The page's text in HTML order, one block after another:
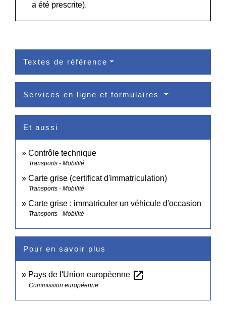
a été prescrite).
Textes de référence
Services en ligne et formulaires
Et aussi
Contrôle technique
Transports - Mobilité
Carte grise (certificat d'immatriculation)
Transports - Mobilité
Carte grise : immatriculer un véhicule d'occasion
Transports - Mobilité
Pour en savoir plus
Pays de l'Union européenne open_in_new
Commission européenne